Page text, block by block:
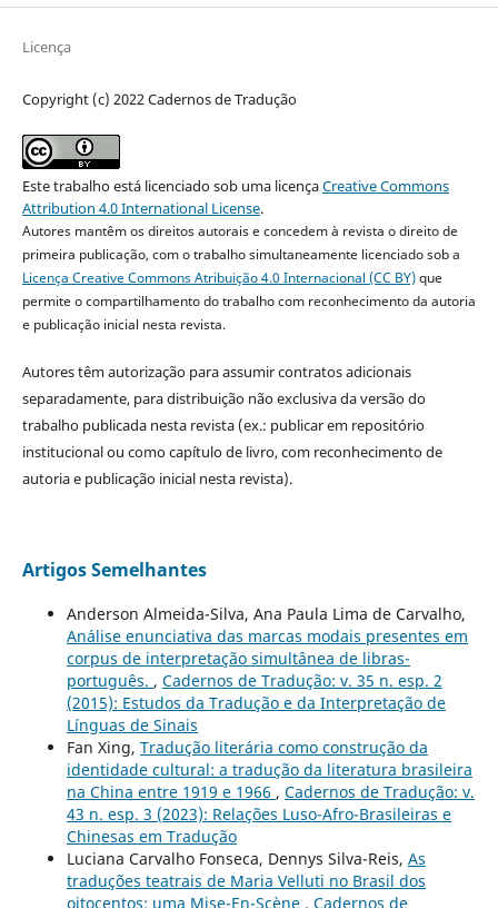
Licença
Copyright (c) 2022 Cadernos de Tradução
Este trabalho está licenciado sob uma licençaCreative Commons
Attribution 4.0 International License.
Autores mantêm os direitos autorais e concedem à revista o direito de
primeira publicação, com o trabalho simultaneamente licenciado sob a
Licença Creative Commons Atribuição 4.0 Internacional (CC BY)que
permite o compartilhamento do trabalho com reconhecimento da autoria
e publicação inicial nesta revista.
Autores têm autorização para assumir contratos adicionais
separadamente, para distribuição não exclusiva da versão do
trabalho publicada nesta revista (ex.: publicar em repositório
institucional ou como capítulo de livro, com reconhecimento de
autoria e publicação inicial nesta revista).
Artigos Semelhantes
Anderson Almeida-Silva, Ana Paula Lima de Carvalho,
Análise enunciativa das marcas modais presentes em
corpus de interpretação simultânea de libras-
português. , Cadernos de Tradução: v. 35 n. esp. 2
(2015): Estudos da Tradução e da Interpretação de
Línguas de Sinais
Fan Xing, Tradução literária como construção da
identidade cultural: a tradução da literatura brasileira
na China entre 1919 e 1966 , Cadernos de Tradução: v.
43 n. esp. 3 (2023): Relações Luso-Afro-Brasileiras e
Chinesas em Tradução
Luciana Carvalho Fonseca, Dennys Silva-Reis, As
traduções teatrais de Maria Velluti no Brasil dos
oitocentos: uma Mise-En-Scène , Cadernos de